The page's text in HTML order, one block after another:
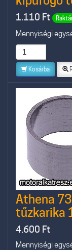
1.110 Ft
Mennyiségi
Kosárba
Athena
tűzkarika
4.600 Ft
Mennyiségi